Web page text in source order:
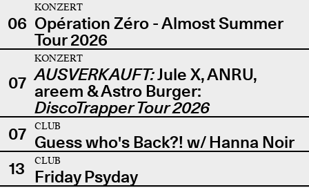
06
KONZERT
Opération Zéro - Almost Summer
Tour 2026
07
KONZERT
AUSVERKAUFT:Jule X, ANRU,
areem & Astro Burger:
DiscoTrapper Tour 2026
07
CLUB
Guess who's Back?! w/ Hanna Noir
13
CLUB
Friday Psyday